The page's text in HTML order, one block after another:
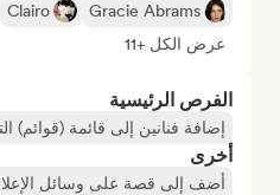
Gracie Abrams
Clairo
عرض الكل +11
الفرص الرئيسية
إضافة فنانين إلى قائمة (قوائم)
أخرى
أضف إلى قصة على وسائل